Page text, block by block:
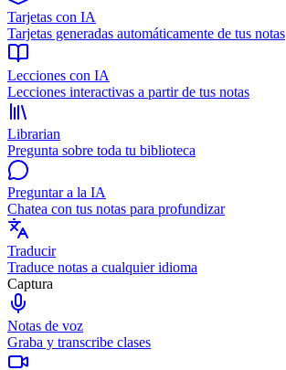
Tarjetas con IA
Tarjetas generadas automáticamente de tus notas
Lecciones con IA
Lecciones interactivas a partir de tus notas
Librarian
Pregunta sobre toda tu biblioteca
Preguntar a la IA
Chatea con tus notas para profundizar
Traducir
Traduce notas a cualquier idioma
Captura
Notas de voz
Graba y transcribe clases